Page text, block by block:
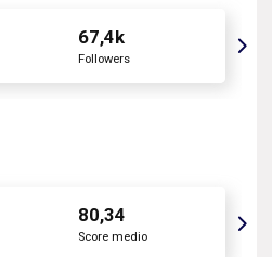
67,4k
Followers
80,34
Score medio